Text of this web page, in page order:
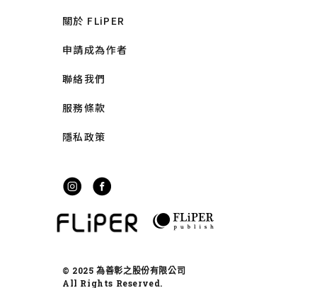
關於 FLiPER
申請成為作者
聯絡我們
服務條款
隱私政策
© 2025 為善彰之股份有限公司
All Rights Reserved.